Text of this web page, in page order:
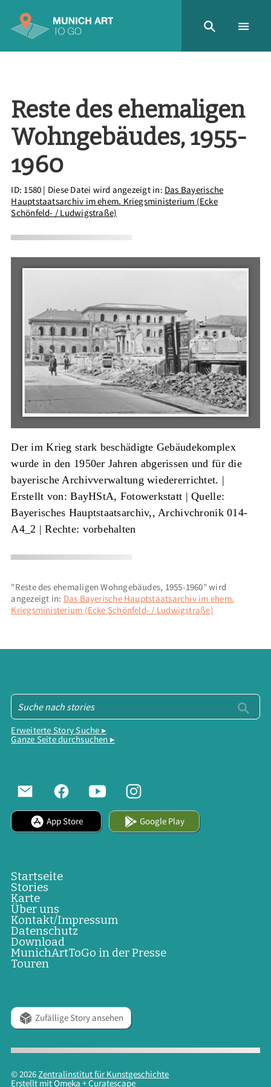
Reste des ehemaligen
Wohngebäudes, 1955-
1960
ID: 1580 | Diese Datei wird angezeigt in: Das Bayerische
Hauptstaatsarchiv im ehem. Kriegsministerium (Ecke
Schönfeld- / Ludwigstraße)
Der im Krieg stark beschädigte Gebäudekomplex
wurde in den 1950er Jahren abgerissen und für die
bayerische Archivverwaltung wiedererrichtet. |
Erstellt von: BayHStA, Fotowerkstatt |Quelle:
Bayerisches Hauptstaatsarchiv,, Archivchronik 014-
A4_2 | Rechte: vorbehalten
"Reste des ehemaligen Wohngebäudes, 1955-1960" wird
angezeigt in: Das Bayerische Hauptstaatsarchiv im ehem.
Kriegsministerium (Ecke Schönfeld- / Ludwigstraße)
Erweiterte Story Suche ▸
Ganze Seite durchsuchen ▸
App Store Google Play
Startseite
Stories
Karte
Über uns
Kontakt/Impressum
Datenschutz
Download
MunichArtToGo in der Presse
Touren
Zufällige Story ansehen
© 2026Zentralinstitut für Kunstgeschichte
Erstellt mitOmeka +Curatescape